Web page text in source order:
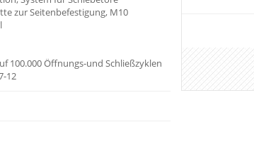
zur Seitenbefestigung, M10
100.000 Öffnungs-und Schließzyklen
12